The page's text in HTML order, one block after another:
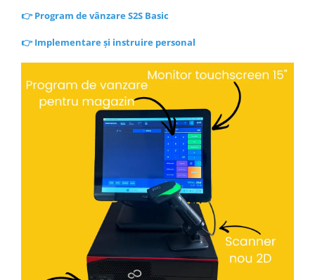
👉Program de vânzare S2S Basic
👉Implementare și instruire personal